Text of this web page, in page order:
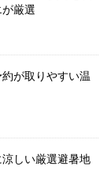
厳選
が取りやすい温
涼しい厳選避暑地